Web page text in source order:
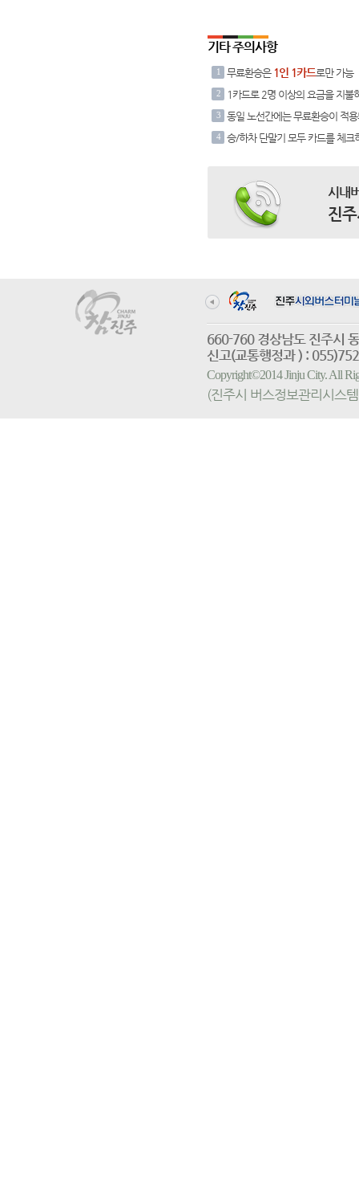
기타 주의사항
1 무료환승은 1인 1카드로만 가능
2 1카드로 2명 이상의 요금을 지불
3 동일 노선간에는 무료환승이 적
4 승/하차 단말기 모두 카드를 체크
시내
진
660-760 경상남도 진
신고(교통행정과 ) :
Copyright©2014 Jinju City. All
(진주시 버스정보관리시스